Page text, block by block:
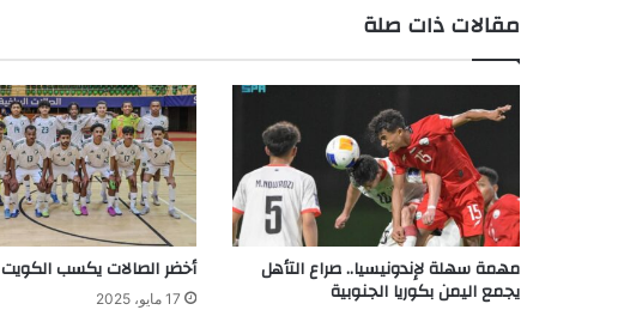
مقالات ذات صلة
مهمة سهلة لإندونيسيا.. صراع التأهل
يجمع اليمن بكوريا الجنوبية
أخضر الصالات يكسب الكويت
17 مايو، 2025